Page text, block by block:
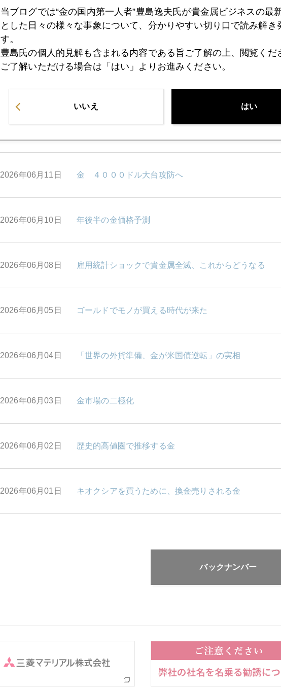
2026年06月16日
2026年06月11日 金 ４０００ドル大台攻防へ
2026年06月10日 年後半の金価格予測
2026年06月08日 雇用統計ショックで貴金属全滅、これからどうなる
2026年06月05日 ゴールドでモノが買える時代が来た
2026年06月04日 「世界の外貨準備、金が米国債逆転」の実相
2026年06月03日 金市場の二極化
2026年06月02日 歴史的高値圏で推移する金
2026年06月01日 キオクシアを買うために、換金売りされる金
バックナンバー
当ブログでは“金の国内第一人者”豊島逸夫氏が貴金属ビジネスの最
とした日々の様々な事象について、分かりやすい切り口で読み解き
す。
豊島氏の個人的見解も含まれる内容である旨ご了解の上、閲覧くだ
ご了解いただける場合は「はい」よりお進みください。
いいえ はい